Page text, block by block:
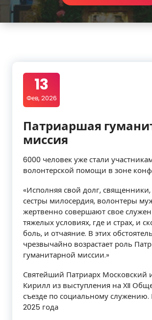
13
Фев, 2026
Патриаршая
миссия
6000 человек уже стали
волонтерской помощи в зоне
«Исполняя свой долг,
сестры милосердия, волонтеры
жертвенно совершают свое
тяжелых условиях, где и страх, и
боль, и отчаяние. В этих
чрезвычайно возрастает роль
гуманитарной миссии.»
Святейший Патриарх Московский
Кирилл из выступления на ХII
съезде по социальному служению.
2025 года